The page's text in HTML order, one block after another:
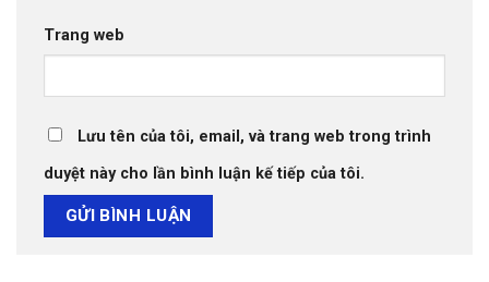
Trang web
Lưu tên của tôi, email, và trang web trong trình
duyệt này cho lần bình luận kế tiếp của tôi.